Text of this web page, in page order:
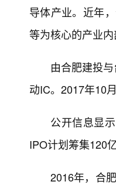
导体产业。近年
等为核心的产业内
由合肥建投
动IC。2017年10
公开信息显
IPO计划筹集120
2016年，合